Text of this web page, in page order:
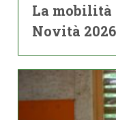
La mobilità
Novità 2026